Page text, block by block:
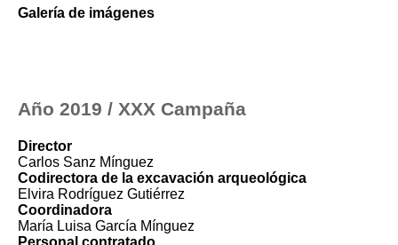
Galería de imágenes
Año 2019 / XXX Campaña
Director
Carlos Sanz Mínguez
Codirectora de la excavación arqueológica
Elvira Rodríguez Gutiérrez
Coordinadora
María Luisa García Mínguez
Personal contratado